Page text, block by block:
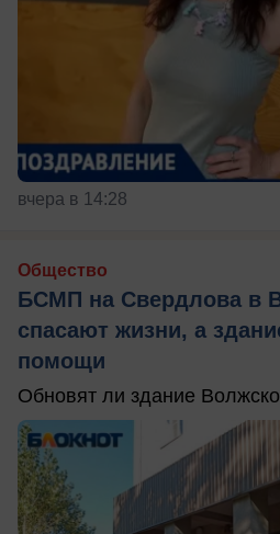
вчера в 14:28
Общество
БСМП на Свердлова в
спасают жизни, а
помощи
Обновят ли здание